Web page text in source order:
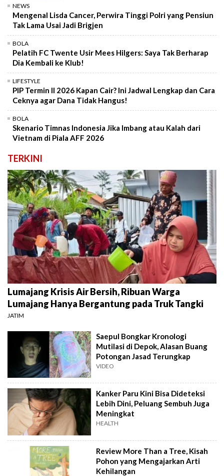
NEWS
Mengenal Lisda Cancer, Perwira Tinggi Polri yang Pensiun
Tak Lama Usai Jadi Brigjen
BOLA
Pelatih FC Twente Usir Mees Hilgers: Saya Tak Berharap
Dia Kembali ke Klub!
LIFESTYLE
PIP Termin II 2026 Kapan Cair? Ini Jadwal Lengkap dan Cara
Ceknya agar Dana Tidak Hangus!
BOLA
Skenario Timnas Indonesia Jika Imbang atau Kalah dari
Vietnam di Piala AFF 2026
TERKINI
Lumajang Krisis Air Bersih, Ribuan Warga
Lumajang Hanya Bergantung pada Truk Tangki
JATIM
Saepul Bongkar Kronologi
Mutilasi di Depok, Alasan Buang
Potongan Jasad Terungkap
VIDEO
Kanker Paru Kini Bisa Dideteksi
Lebih Dini, Peluang Sembuh Juga
Meningkat
HEALTH
Review More Than a Tree, Kisah
Pohon yang Mengajarkan Arti
Kehilangan